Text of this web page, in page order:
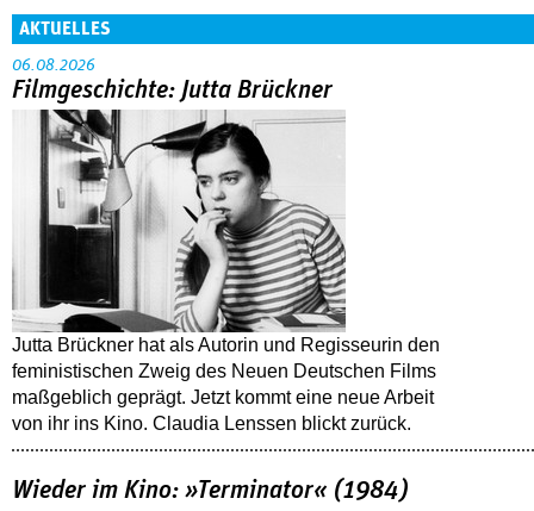
AKTUELLES
06.08.2026
Filmgeschichte: Jutta Brückner
Jutta Brückner hat als Autorin und Regisseurin den
feministischen Zweig des Neuen Deutschen Films
maßgeblich geprägt. Jetzt kommt eine neue Arbeit
von ihr ins Kino. Claudia Lenssen blickt zurück.
Wieder im Kino: »Terminator« (1984)